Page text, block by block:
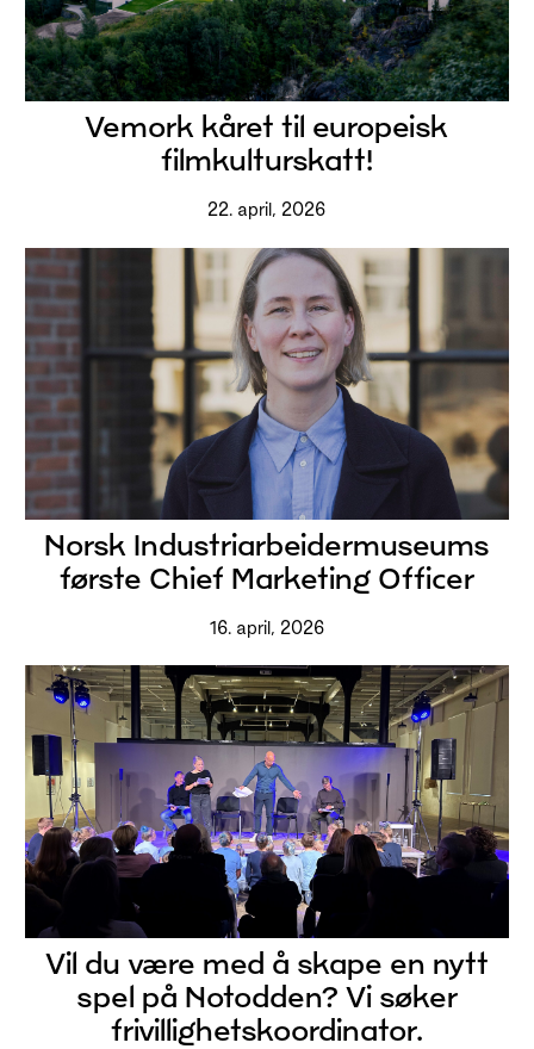
Vemork kåret til europeisk
filmkulturskatt!
22. april, 2026
Norsk Industriarbeidermuseums
første Chief Marketing Officer
16. april, 2026
Vil du være med å skape en nytt
spel på Notodden? Vi søker
frivillighetskoordinator.